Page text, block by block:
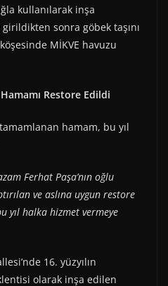
kullanılarak inşa
sonra göbek taşını
MİKVE havuzu
Restore Edildi
hamam, bu yıl
Ferhat Paşa’nın oğlu
ve aslına uygun restore
yıl halka hizmet vermeye
16. yüzyılın
olarak inşa edilen